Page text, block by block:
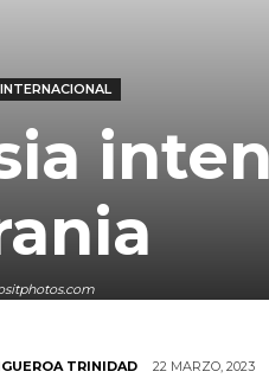
INTERNACIONAL
TRINIDAD 22 MARZO, 2023